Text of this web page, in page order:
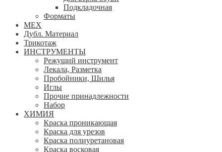
Подкладочная
Форматы
МЕХ
Дубл. Материал
Трикотаж
ИНСТРУМЕНТЫ
Режущий инструмент
Лекала, Разметка
Пробойники, Шилья
Иглы
Прочие принадлежности
Набор
ХИМИЯ
Краска проникающая
Краска для урезов
Краска полиуретановая
Краска восковая